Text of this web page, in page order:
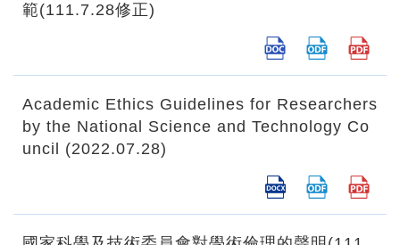
範(111.7.28修正)
Academic Ethics Guidelines for Researchers
by the National Science and Technology Co
uncil (2022.07.28)